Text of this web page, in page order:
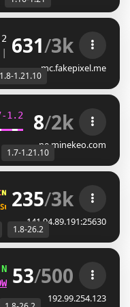
| Play
compete
BUILDFFA + MORE
631/3k
mc.fakepixel.me
1.8-1.21.10
1.21.10] TOWNY
━━━━ SKYBLOCK
8/2k
pe.minekeo.com
1.7-1.21.10
ɴᴇ ʟᴀɴᴅ ɴᴇᴛᴡᴏʀᴋ ☀
ꜱᴜʀᴠɪᴠᴀʟ ꜱᴍᴘ ⇆ ꜱᴋʏʙʟᴏᴄᴋ
235/3k
141.94.89.191:25630
1.8-26.2
Network [1.8 - 26.2]
UPDATES OUT NOW
53/500
192.99.254.123